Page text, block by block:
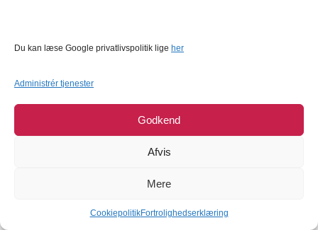
Du kan læse Google privatlivspolitik lige her
Administrér tjenester
Godkend
Afvis
Mere
CookiepolitikFortrolighedserklæring
UDSOLGT UDSOLGT
Decora - Baby Blå,
42,95DKK